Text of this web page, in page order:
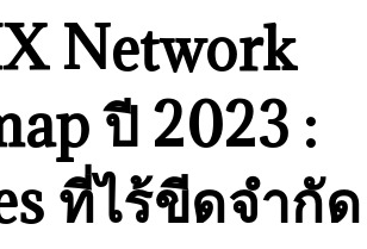
Network
ปี 2023 :
ที่ไร้ขีดจำกัด